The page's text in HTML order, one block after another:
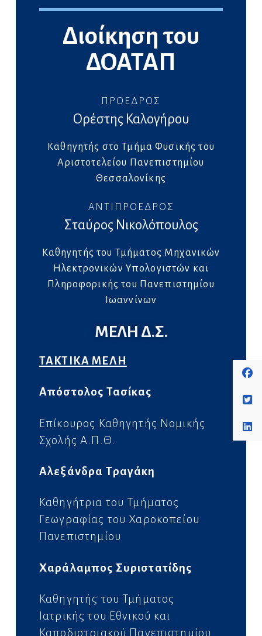
Διοίκηση του
ΔΟΑΤΑΠ
ΠΡΟΕΔΡΟΣ
Ορέστης Καλογήρου
Καθηγητής στο Τμήμα Φυσικής του
Αριστοτελείου Πανεπιστημίου
Θεσσαλονίκης
ΑΝΤΙΠΡOΕΔΡΟΣ
Σταύρος Νικολόπουλος
Καθηγητής του Τμήματος Μηχανικών
Ηλεκτρονικών Υπολογιστών και
Πληροφορικής του Πανεπιστημίου
Ιωαννίνων
ΜΕΛΗ Δ.Σ.
ΤΑΚΤΙΚΑ ΜΕΛΗ
Απόστολος Τασίκας
Επίκουρος Καθηγητής Νομικής
Σχολής Α.Π.Θ.
Αλεξάνδρα Τραγάκη
Καθηγήτρια του Τμήματος
Γεωγραφίας του Χαροκοπείου
Πανεπιστημίου
Χαράλαμπος Συριστατίδης
Καθηγητής του Τμήματος
Ιατρικής του Εθνικού και
Καποδιστριακού Πανεπιστημίου